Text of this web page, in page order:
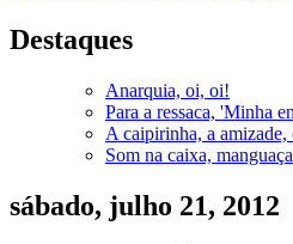
Destaques
Anarquia, oi, oi!
Para a ressaca, 'Minha
A caipirinha, a
Som na caixa,
sábado, julho 21, 2012